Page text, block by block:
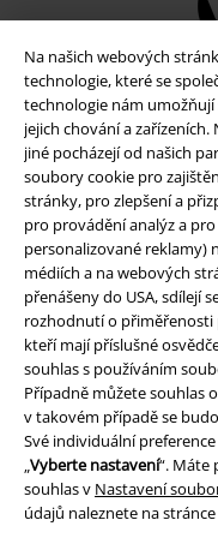
Na našich webových
technologie, které se
technologie nám
jejich chování a
jiné pocházejí od našich
soubory cookie pro
stránky, pro zlepšení a
pro provádění analýz a
personalizované reklamy)
médiích a na webových
přenášeny do USA, sdílejí
rozhodnutí o přiměřenosti
kteří mají příslušné
souhlas s používáním
Případně můžete souhlas
v takovém případě se
Své individuální
„Vyberte nastavení“. Máte
souhlas v Nastavení
údajů naleznete na stránce
Právní informace
Podmínky
Prohlášení
Ochrana osobních údajů
Likvidace odpadu a